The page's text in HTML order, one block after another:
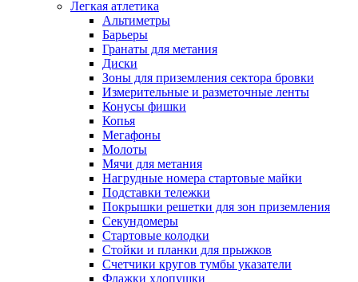
Легкая атлетика
Альтиметры
Барьеры
Гранаты для метания
Диски
Зоны для приземления сектора бровки
Измерительные и разметочные ленты
Конусы фишки
Копья
Мегафоны
Молоты
Мячи для метания
Нагрудные номера стартовые майки
Подставки тележки
Покрышки решетки для зон приземления
Секундомеры
Стартовые колодки
Стойки и планки для прыжков
Счетчики кругов тумбы указатели
Флажки хлопушки